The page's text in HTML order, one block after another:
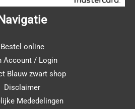
Navigatie
Bestel online
Account / Login
Blauw zwart shop
Disclaimer
Mededelingen